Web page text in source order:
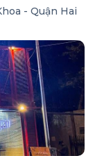
- Quận Hai